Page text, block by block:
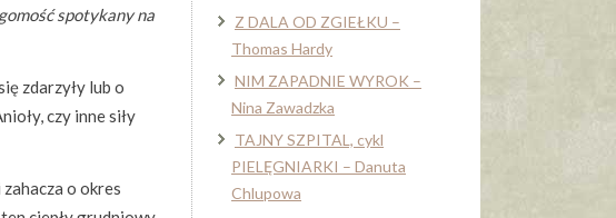
spotykany na
zdarzyły lub o
czy inne siły
o okres
Z DALA OD ZGIEŁKU –
Thomas Hardy
NIM ZAPADNIE WYROK –
Nina Zawadzka
TAJNY SZPITAL, cykl
PIELĘGNIARKI – Danuta
Chlupowa